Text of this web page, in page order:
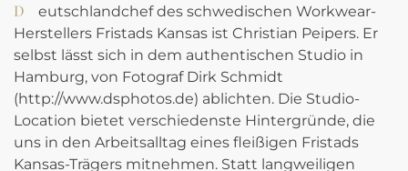
Deutschlandchef des schwedischen Workwear-
Herstellers Fristads Kansas ist Christian Peipers. Er
selbst lässt sich in dem authentischen Studio in
Hamburg, von Fotograf Dirk Schmidt
(http://www.dsphotos.de) ablichten. Die Studio-
Location bietet verschiedenste Hintergründe, die
uns in den Arbeitsalltag eines fleißigen Fristads
Kansas-Trägers mitnehmen. Statt langweiligen